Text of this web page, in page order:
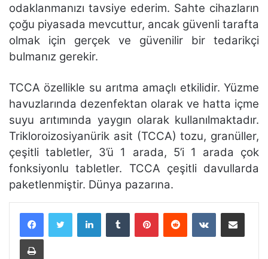
odaklanmanızı tavsiye ederim. Sahte cihazların
çoğu piyasada mevcuttur, ancak güvenli tarafta
olmak için gerçek ve güvenilir bir tedarikçi
bulmanız gerekir.
TCCA özellikle su arıtma amaçlı etkilidir. Yüzme
havuzlarında dezenfektan olarak ve hatta içme
suyu arıtımında yaygın olarak kullanılmaktadır.
Trikloroizosiyanürik asit (TCCA) tozu, granüller,
çeşitli tabletler, 3’ü 1 arada, 5’i 1 arada çok
fonksiyonlu tabletler. TCCA çeşitli davullarda
paketlenmiştir. Dünya pazarına.
LinkedInTumblr PinterestReddit VKontakteE-Posta ile paylaş
Yazdır